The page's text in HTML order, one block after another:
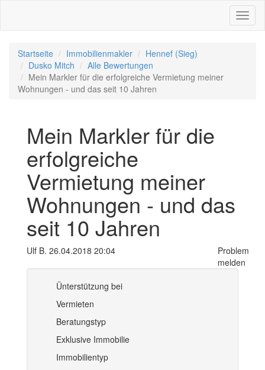
Startseite Immobilienmakler
Hennef (Sieg)
Dusko Mitch
Alle Bewertungen
Mein Markler für die erfolgreiche Vermietung meiner
Wohnungen - und das seit 10 Jahren
Mein Markler für die
erfolgreiche
Vermietung meiner
Wohnungen - und das
seit 10 Jahren
Ulf B. 26.04.2018 20:04
Problem
melden
Ünterstützung bei
Vermieten
Beratungstyp
Exklusive Immobilie
Immobilientyp